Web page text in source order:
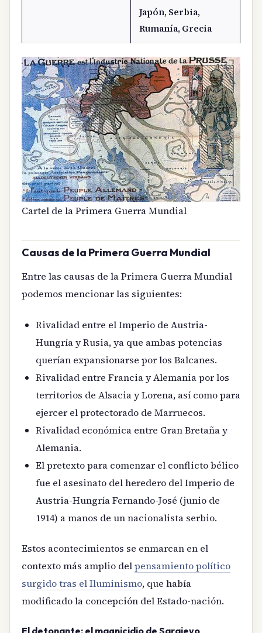
Japón, Serbia,
Rumanía, Grecia
Cartel de la Primera Guerra Mundial
Causas de la Primera Guerra Mundial
Entre las causas de la Primera Guerra Mundial
podemos mencionar las siguientes:
Rivalidad entre el Imperio de Austria-
Hungría y Rusia, ya que ambas potencias
querían expansionarse por los Balcanes.
Rivalidad entre Francia y Alemania por los
territorios de Alsacia y Lorena, así como para
ejercer el protectorado de Marruecos.
Rivalidad económica entre Gran Bretaña y
Alemania.
El pretexto para comenzar el conflicto bélico
fue el asesinato del heredero del Imperio de
Austria-Hungría Fernando-José (junio de
1914) a manos de un nacionalista serbio.
Estos acontecimientos se enmarcan en el
contexto más amplio delpensamiento político
surgido tras el Iluminismo, que había
modificado la concepción del Estado-nación.
El detonante: el magnicidio de Sarajevo